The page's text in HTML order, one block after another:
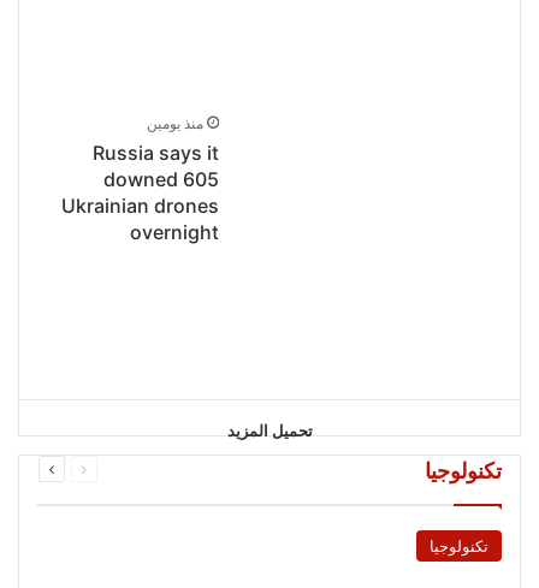
منذ يومين
Russia says it
downed 605
Ukrainian drones
overnight
تحميل المزيد
تكنولوجيا
الصفحة
تكنولوجيا